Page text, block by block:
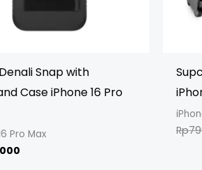
Snap with
Case iPhone 16 Pro
Pro Max Rp